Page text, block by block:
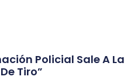
Policial Sale A La
Tiro”